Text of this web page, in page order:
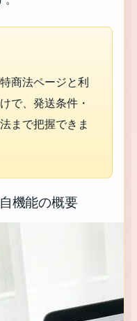
商法ページと利
で、発送条件・
まで把握できま
機能の概要